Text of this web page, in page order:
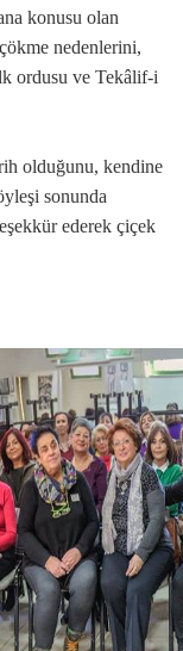
konusu olan
nedenlerini,
ordusu ve Tekâlif-i
olduğunu, kendine
sonunda
ederek çiçek